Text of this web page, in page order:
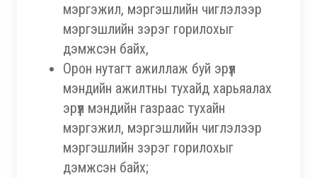
мэргэжил, мэргэшлийн чиглэлээр
мэргэшлийн зэрэг горилохыг
дэмжсэн байх,
Орон нутагт ажиллаж буй эрүүл
мэндийн ажилтны тухайд харьяалах
эрүүл мэндийн газраас тухайн
мэргэжил, мэргэшлийн чиглэлээр
мэргэшлийн зэрэг горилохыг
дэмжсэн байх;